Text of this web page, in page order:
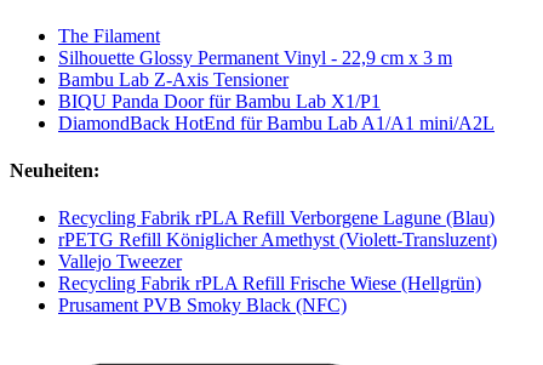
The Filament
Silhouette Glossy Permanent Vinyl - 22,9 cm x 3 m
Bambu Lab Z-Axis Tensioner
BIQU Panda Door für Bambu Lab X1/P1
DiamondBack HotEnd für Bambu Lab A1/A1 mini/A2L
Neuheiten:
Recycling Fabrik rPLA Refill Verborgene Lagune (Blau)
rPETG Refill Königlicher Amethyst (Violett-Transluzent)
Vallejo Tweezer
Recycling Fabrik rPLA Refill Frische Wiese (Hellgrün)
Prusament PVB Smoky Black (NFC)